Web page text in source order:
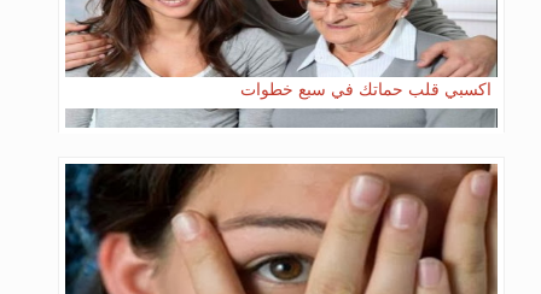
اكسبي قلب حماتك في سبع خطوات